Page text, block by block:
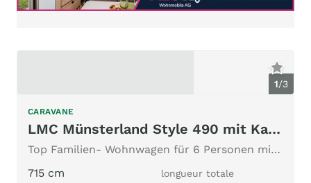
1/3
CARAVANE
LMC Münsterland Style 490 mit Kajüttenbett
Top Familien- Wohnwagen für 6 Personen mit Mover.
715 cm
longueur totale